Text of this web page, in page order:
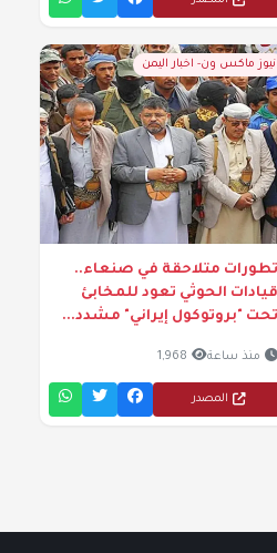
نيوز ماكس ون- اخبار اليمن
تطورات متلاحقة في صنعاء..
قيادات الحوثي تعود للمخابئ
تحت "بروتوكول إيراني" مشدد...
منذ ساعة 1,968
المصدر